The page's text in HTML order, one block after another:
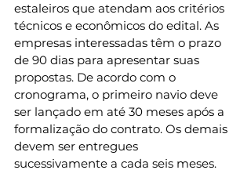
estaleiros que atendam aos critérios
técnicos e econômicos do edital. As
empresas interessadas têm o prazo
de 90 dias para apresentar suas
propostas. De acordo com o
cronograma, o primeiro navio deve
ser lançado em até 30 meses após a
formalização do contrato. Os demais
devem ser entregues
sucessivamente a cada seis meses.